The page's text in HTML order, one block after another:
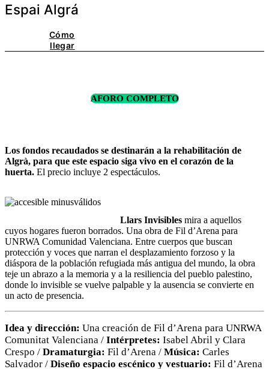
Espai Algrá
Cómo
llegar
AFORO COMPLETO
Los fondos recaudados se destinarán a la rehabilitación de
Algrà, para que este espacio siga vivo en el corazón de la
huerta. El precio incluye 2 espectáculos.
Llars Invisibles mira a aquellos
cuyos hogares fueron borrados. Una obra de Fil d’Arena para
UNRWA Comunidad Valenciana. Entre cuerpos que buscan
protección y voces que narran el desplazamiento forzoso y la
diáspora de la población refugiada más antigua del mundo, la obra
teje un abrazo a la memoria y a la resiliencia del pueblo palestino,
donde lo invisible se vuelve palpable y la ausencia se convierte en
un acto de presencia.
Idea y dirección: Una creación de Fil d’Arena para UNRWA
Comunitat Valenciana / Intérpretes: Isabel Abril y Clara
Crespo / Dramaturgia: Fil d’Arena / Música: Carles
Salvador / Diseño espacio escénico y vestuario: Fil d’Arena